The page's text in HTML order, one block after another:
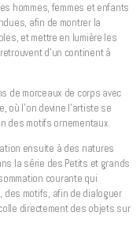
hommes, femmes et enfants
afin de montrer la
et mettre en lumière les
d’un continent à
de morceaux de corps avec
l’on devine l’artiste se
des motifs ornementaux.
ensuite à des natures
la série des Petits et grands
courante qui
des motifs, afin de dialoguer
directement des objets sur